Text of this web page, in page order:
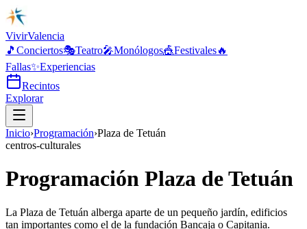
VivirValencia
🎵 Conciertos🎭Teatro🎤Monólogos🎪Festivales🔥
Fallas✨Experiencias
Recintos
Explorar
Inicio›Programación›Plaza de Tetuán
centros-culturales
Programación Plaza de Tetuán
La Plaza de Tetuán alberga aparte de un pequeño jardín, edificios
tan importantes como el de la fundación Bancaja o Capitania.